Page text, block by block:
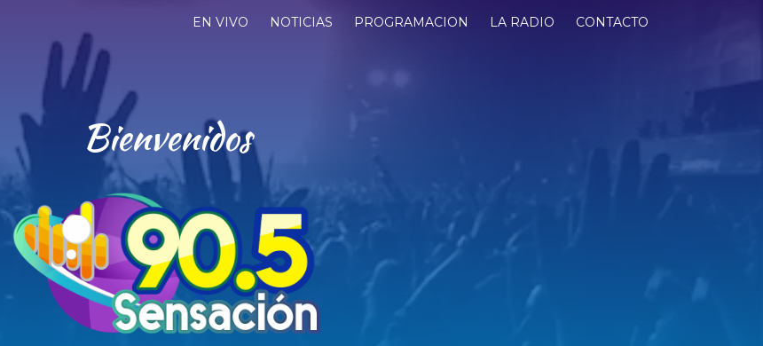
EN VIVO NOTICIAS PROGRAMACION LA RADIO CONTACTO
Bienvenidos
Sentí tu mejor música
RS90.5
Oro Verde - E.R Argentina